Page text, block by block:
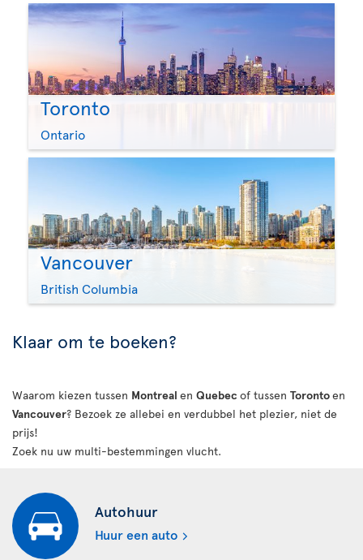
Toronto
Ontario
Vancouver
British Columbia
Klaar om te boeken?
Waarom kiezen tussen Montreal en Quebec of tussen Torontoen
Vancouver? Bezoek ze allebei en verdubbel het plezier, niet de
prijs!
Zoek nu uw multi-bestemmingen vlucht.
Autohuur
Huur een auto